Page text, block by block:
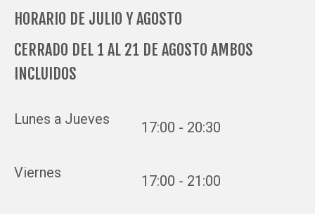
HORARIO DE JULIO Y AGOSTO
CERRADO DEL 1 AL 21 DE AGOSTO AMBOS
INCLUIDOS
Lunes a Jueves 17:00 - 20:30
Viernes 17:00 - 21:00